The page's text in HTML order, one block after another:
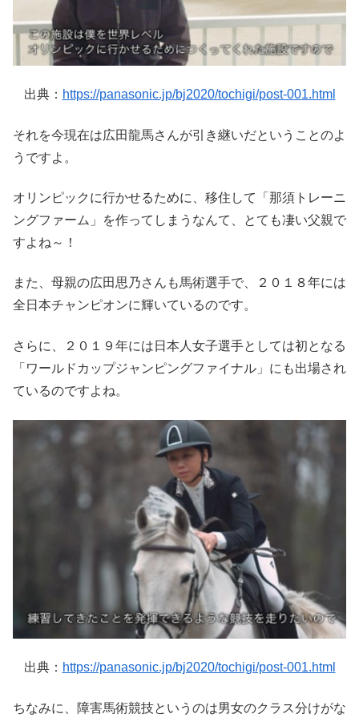
出典： https://panasonic.jp/bj2020/tochigi/post-001.html
それを今現在は広田龍馬さんが引き継いだということのよ
うですよ。
オリンピックに行かせるために、移住して「那須トレーニ
ングファーム」を作ってしまうなんて、とても凄い父親で
すよね～！
また、母親の広田思乃さんも馬術選手で、２０１８年には
全日本チャンピオンに輝いているのです。
さらに、２０１９年には日本人女子選手としては初となる
「ワールドカップジャンピングファイナル」にも出場され
ているのですよね。
出典： https://panasonic.jp/bj2020/tochigi/post-001.html
ちなみに、障害馬術競技というのは男女のクラス分けがな